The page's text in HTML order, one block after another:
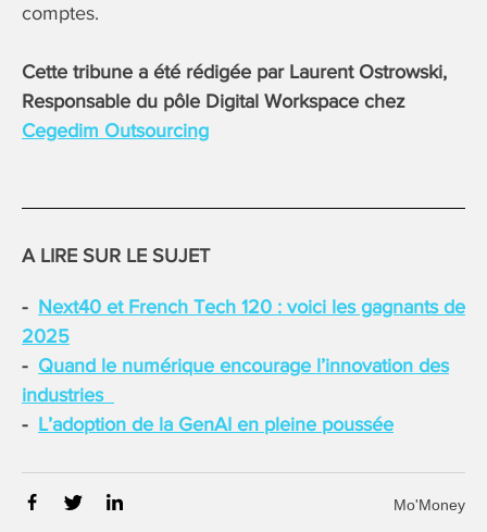
comptes.
Cette tribune a été rédigée par Laurent Ostrowski,
Responsable du pôle Digital Workspace chez
Cegedim Outsourcing
A LIRE SUR LE SUJET
Next40 et French Tech 120 : voici les gagnants de
2025
Quand le numérique encourage l’innovation des
industries
L’adoption de la GenAI en pleine poussée
Mo'Money